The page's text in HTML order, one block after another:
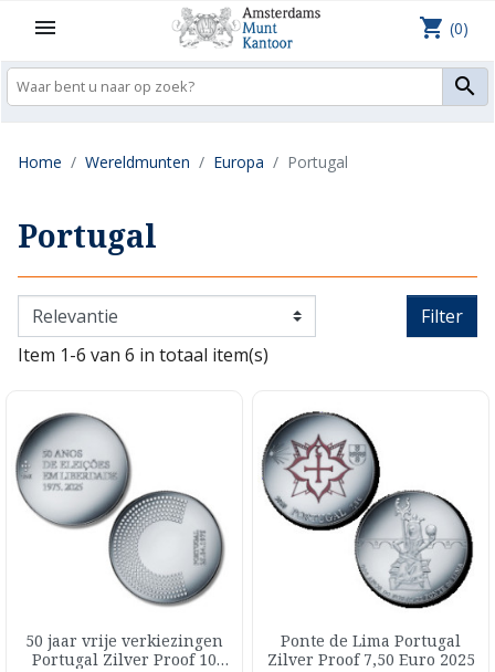


shopping_cart (0)
Home Wereldmunten Europa Portugal
Portugal
Filter
Item 1-6 van 6 in totaal item(s)
50 jaar vrije verkiezingen
Portugal Zilver Proof 10
Ponte de Lima Portugal
Zilver Proof 7,50 Euro 2025